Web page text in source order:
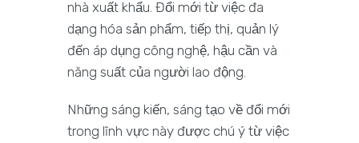
nhà xuất khẩu. Đổi mới từ việc đa
dạng hóa sản phẩm, tiếp thị, quản lý
đến áp dụng công nghệ, hậu cần và
năng suất của người lao động.
Những sáng kiến, sáng tạo về đổi mới
trong lĩnh vực này được chú ý từ việc